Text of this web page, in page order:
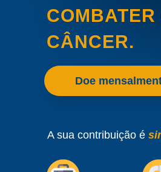
COMBATER
CÂNCER.
A sua contribuição é
Doe
Doe